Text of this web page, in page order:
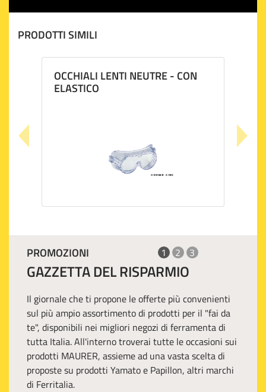
PRODOTTI SIMILI
OCCHIALI LENTI NEUTRE - CON
ELASTICO
PROMOZIONI 1 2 3
GAZZETTA DEL RISPARMIO
Il giornale che ti propone le offerte più convenienti
sul più ampio assortimento di prodotti per il "fai da
te", disponibili nei migliori negozi di ferramenta di
tutta Italia. All'interno troverai tutte le occasioni sui
prodotti MAURER, assieme ad una vasta scelta di
proposte su prodotti Yamato e Papillon, altri marchi
di Ferritalia.